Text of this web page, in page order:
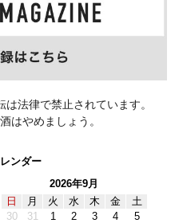
法律で禁止されています。
はやめましょう。
ンダー
2026年9月
日
月 火 水 木 金
土
30
31 1 2 3 4
5